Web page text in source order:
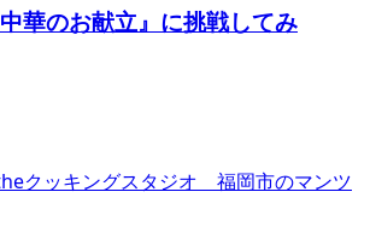
華のお献立』に挑戦してみ